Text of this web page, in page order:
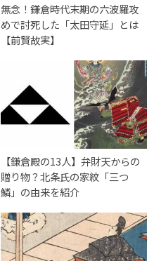
無念！鎌倉時代末期の六波羅攻
めで討死した「太田守延」とは
【前賢故実】
【鎌倉殿の13人】弁財天からの
贈り物？北条氏の家紋「三つ
鱗」の由来を紹介